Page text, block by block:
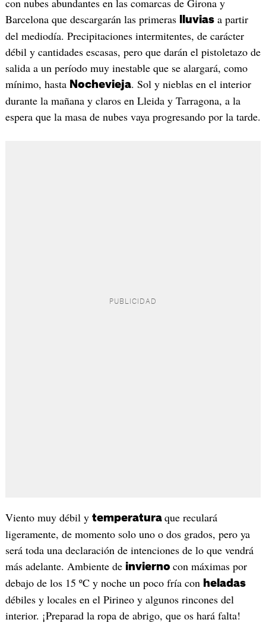
con nubes abundantes en las comarcas de Girona y
Barcelona que descargarán las primeras
lluviasa partir
del mediodía. Precipitaciones intermitentes, de carácter
débil y cantidades escasas, pero que darán el pistoletazo de
salida a un período muy inestable que se alargará, como
mínimo, hasta Nochevieja. Sol y nieblas en el interior
durante la mañana y claros en Lleida y Tarragona, a la
espera que la masa de nubes vaya progresando por la tarde.
Viento muy débil y temperatura que reculará
ligeramente, de momento solo uno o dos grados, pero ya
será toda una declaración de intenciones de lo que vendrá
más adelante. Ambiente de invierno con máximas por
debajo de los 15 ºC y noche un poco fría con heladas
débiles y locales en el Pirineo y algunos rincones del
interior. ¡Preparad la ropa de abrigo, que os hará falta!